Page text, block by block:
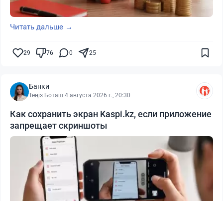
Читать дальше →
29 76 0 25
Банки
Теңіз Боташ·4 августа 2026 г., 20:30
Как сохранить экран Kaspi.kz, если приложение
запрещает скриншоты